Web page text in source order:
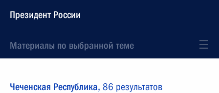
Президент России
Материалы по выбранной теме
Чеченская Республика, 86 результатов